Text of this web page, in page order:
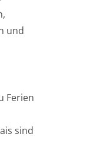
und
Ferien
sind